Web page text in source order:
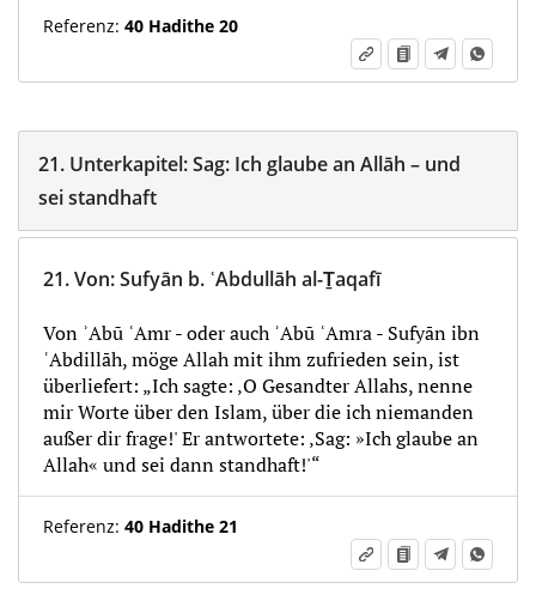
Referenz: 40 Hadithe 20
21. Unterkapitel:Sag: Ich glaube an Allāh – und
sei standhaft
21.Von:Sufyān b. ʿAbdullāh al-Ṯaqafī
Von ʾAbū ʿAmr - oder auch ʾAbū ʿAmra - Sufyān ibn
ʿAbdillāh, möge Allah mit ihm zufrieden sein, ist
überliefert: „Ich sagte: ‚O Gesandter Allahs, nenne
mir Worte über den Islam, über die ich niemanden
außer dir frage!' Er antwortete: ‚Sag: »Ich glaube an
Allah« und sei dann standhaft!'“
Referenz: 40 Hadithe 21